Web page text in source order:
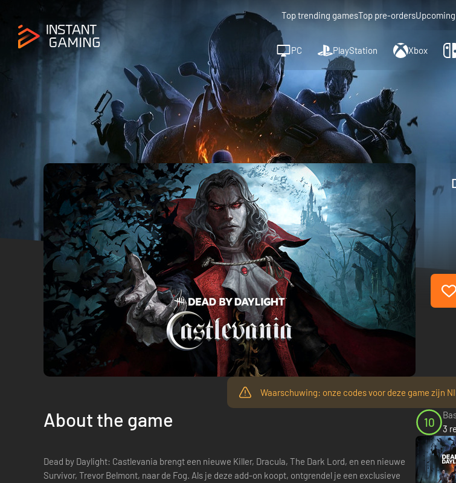
Top trending gamesTop pre-ordersUpcoming
PC PlayStation Xbox
Waarschuwing: onze codes voor deze game zijn
About the game
Dead by Daylight: Castlevania brengt een nieuwe Killer, Dracula, The Dark Lord, en een nieuwe
Survivor, Trevor Belmont, naar de Fog. Als je deze add-on koopt, ontgrendel je een exclusieve
10
3